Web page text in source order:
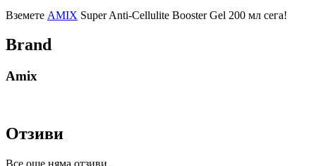
Вземете AMIX Super Anti-Cellulite Booster Gel 200 мл сега!
Brand
Amix
Отзиви
Все още няма отзиви.